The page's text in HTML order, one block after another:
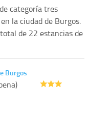
categoría tres
la ciudad de Burgos.
de 22 estancias de
Burgos